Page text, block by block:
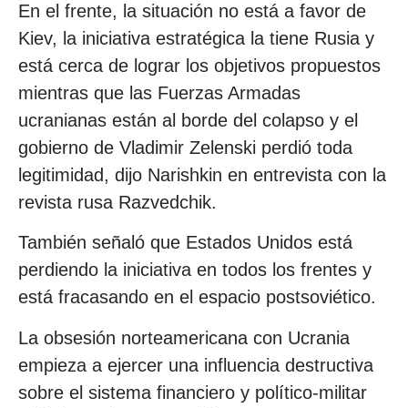
En el frente, la situación no está a favor de
Kiev, la iniciativa estratégica la tiene Rusia y
está cerca de lograr los objetivos propuestos
mientras que las Fuerzas Armadas
ucranianas están al borde del colapso y el
gobierno de Vladimir Zelenski perdió toda
legitimidad, dijo Narishkin en entrevista con la
revista rusa Razvedchik.
También señaló que Estados Unidos está
perdiendo la iniciativa en todos los frentes y
está fracasando en el espacio postsoviético.
La obsesión norteamericana con Ucrania
empieza a ejercer una influencia destructiva
sobre el sistema financiero y político-militar